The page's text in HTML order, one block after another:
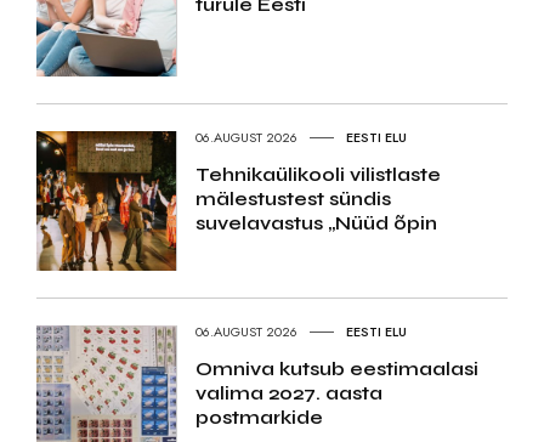
turule Eesti
06.AUGUST 2026 EESTI ELU
Tehnikaülikooli vilistlaste
mälestustest sündis
suvelavastus „Nüüd õpin
06.AUGUST 2026 EESTI ELU
Omniva kutsub eestimaalasi
valima 2027. aasta
postmarkide